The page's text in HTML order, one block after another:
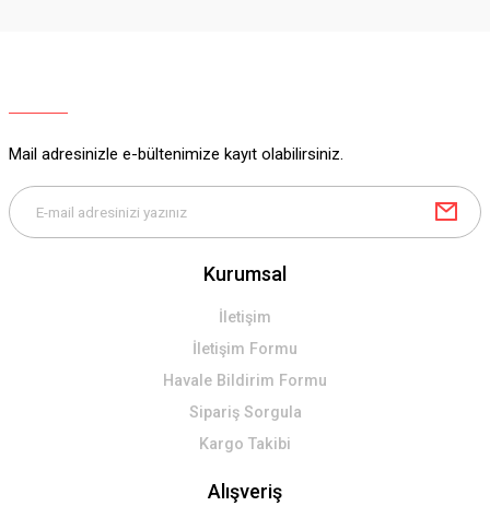
Bu ürüne benzer farklı alternatifler olmalı.
Gönder
Mail adresinizle e-bültenimize kayıt olabilirsiniz.
Kurumsal
İletişim
İletişim Formu
Havale Bildirim Formu
Sipariş Sorgula
Kargo Takibi
Alışveriş